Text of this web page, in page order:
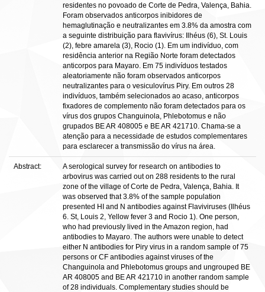
residentes no povoado de Corte de Pedra, Valença, Bahia.
Foram observados anticorpos inibidores de
hemaglutinação e neutralizantes em 3.8% da amostra com
a seguinte distribuição para flavivírus: Ilhéus (6), St. Louis
(2), febre amarela (3), Rocio (1). Em um indivíduo, com
residência anterior na Região Norte foram detectados
anticorpos para Mayaro. Em 75 indivíduos testados
aleatoriamente não foram observados anticorpos
neutralizantes para o vesiculovírus Piry. Em outros 28
indivíduos, também selecionados ao acaso, anticorpos
fixadores de complemento não foram detectados para os
vírus dos grupos Changuinola, Phlebotomus e não
grupados BE AR 408005 e BE AR 421710. Chama-se a
atenção para a necessidade de estudos complementares
para esclarecer a transmissão do vírus na área.
Abstract:
A serological survey for research on antibodies to
arbovirus was carried out on 288 residents to the rural
zone of the village of Corte de Pedra, Valença, Bahia. It
was observed that 3.8% of the sample population
presented HI and N antibodies against Flaviviruses (Ilhéus
6. St, Louis 2, Yellow fever 3 and Rocio 1). One person,
who had previously lived in the Amazon region, had
antibodies to Mayaro. The authors were unable to detect
either N antibodies for Piry virus in a random sample of 75
persons or CF antibodies against viruses of the
Changuinola and Phlebotomus groups and ungrouped BE
AR 408005 and BE AR 421710 in another random sample
of 28 individuals. Complementary studies should be